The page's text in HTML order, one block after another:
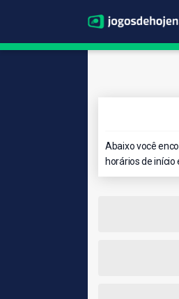
Abaixo você
horários de início